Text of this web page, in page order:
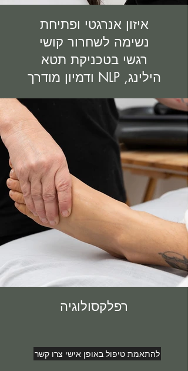
איזון אנרגטי ופתיחת
נשימה לשחרור קושי
רגשי בטכניקת תטא
הילינג, NLP ודמיון מודרך
רפלקסולוגיה
להתאמת טיפול באופן אישי צרו קשר